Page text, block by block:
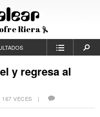
Riera
y regresa al
VECES |